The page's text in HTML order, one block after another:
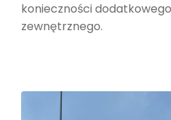
konieczności
zewnętrznego.